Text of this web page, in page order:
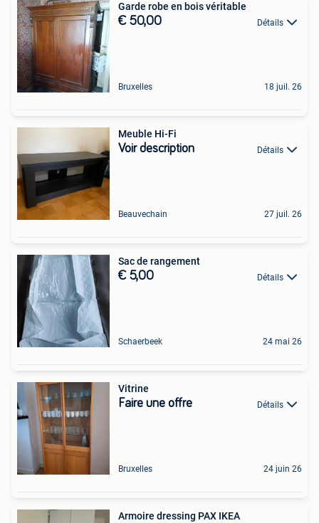
Garde robe en bois véritable
€ 50,00 Détails
Bruxelles 18 juil. 26
Meuble Hi-Fi
Voir description Détails
Beauvechain 27 juil. 26
Sac de rangement
€ 5,00 Détails
Schaerbeek 24 mai 26
Vitrine
Faire une offre Détails
Bruxelles 24 juin 26
Armoire dressing PAX IKEA